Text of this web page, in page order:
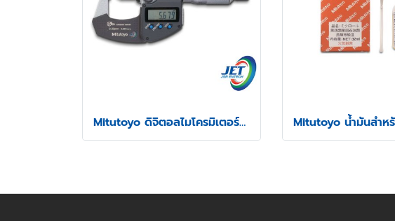
Mitutoyo ดิจิตอลไมโครมิเตอร์วัดความสูงรอยย้ำสายไฟ รุ่น 342